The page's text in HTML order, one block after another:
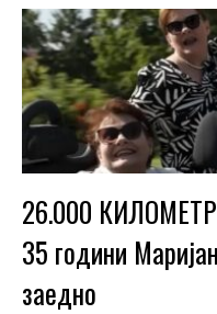
26.000
35 години
заедно